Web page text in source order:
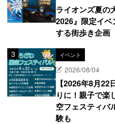
ライオンズ夏の
2026』限定イ
する街歩き企画
イベント
2026/08/04
【2026年8月
りに！親子で楽
空フェスティバ
験も